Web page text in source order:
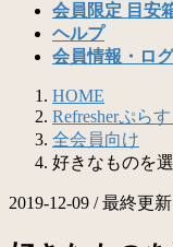
会員限定 目安
ヘルプ
会員情報・ロ
HOME
Refresherぷら
全会員向け
好きなものを
2019-12-09 / 最終更